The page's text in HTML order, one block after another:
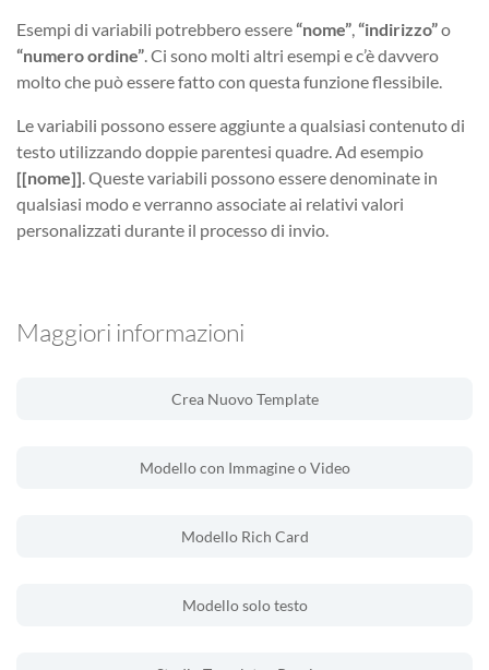
Maggiori informazioni
Crea Nuovo Template
Modello con Immagine o Video
Modello Rich Card
Modello solo testo
Esempi di variabili potrebbero essere“nome” “indirizzo”o
“numero ordine” . Ci sono molti altri esempi e c’è davvero
molto che può essere fatto con questa funzione flessibile.
Le variabili possono essere aggiunte a qualsiasi contenuto di
testo utilizzando doppie parentesi quadre. Ad esempio
[[nome]] . Queste variabili possono essere denominate in
qualsiasi modo e verranno associate ai relativi valori
personalizzati durante il processo di invio.